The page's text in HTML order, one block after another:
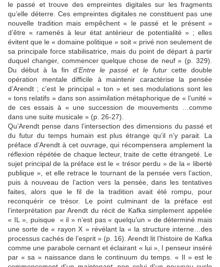
le passé et trouve des empreintes digitales sur les fragments
qu’elle déterre. Ces empreintes digitales ne constituent pas une
nouvelle tradition mais empêchent « le passé et le présent »
d’être « ramenés à leur état antérieur de potentialité » ; elles
évitent que le « domaine politique » soit « privé non seulement de
sa principale force stabilisatrice, mais du point de départ à partir
duquel changer, commencer quelque chose de neuf » (p. 329).
Du début à la fin d’Entre le passé et le futur cette double
opération mentale difficile à maintenir caractérise la pensée
d’Arendt ; c’est le principal « ton » et ses modulations sont les
« tons relatifs » dans son assimilation métaphorique de « l’unité »
de ces essais à « une succession de mouvements …comme
dans une suite musicale » (p. 26-27).
Qu’Arendt pense dans l’intersection des dimensions du passé et
du futur du temps humain est plus étrange qu’il n’y parait. La
préface d’Arendt à cet ouvrage, qui récompensera amplement la
réflexion répétée de chaque lecteur, traite de cette étrangeté. Le
sujet principal de la préface est le « trésor perdu » de la « liberté
publique », et elle retrace le tournant de la pensée vers l’action,
puis à nouveau de l’action vers la pensée, dans les tentatives
faites, alors que le fil de la tradition avait été rompu, pour
reconquérir ce trésor. Le point culminant de la préface est
l’interprétation par Arendt du récit de Kafka simplement appelée
« IL », puisque « il » n’est pas « quelqu’un » de déterminé mais
une sorte de « rayon X » révélant la « la structure interne…des
processus cachés de l’esprit » (p. 16). Arendt lit l’histoire de Kafka
comme une parabole cernant et éclairant « lui », l penseur inséré
par « sa » naissance dans le continuum du temps. « Il » est le